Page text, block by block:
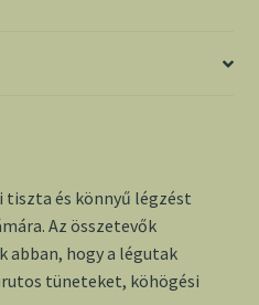
tiszta és könnyű légzést
Az összetevők
abban, hogy a légutak
tüneteket, köhögési